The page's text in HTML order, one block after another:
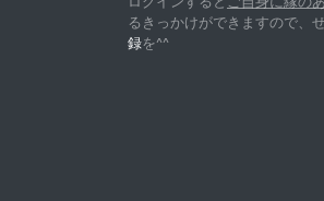
るきっかけができますので、
録を^^